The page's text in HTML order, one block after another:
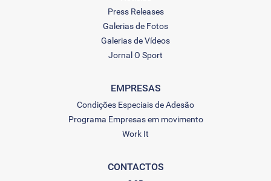
Press Releases
Galerias de Fotos
Galerias de Vídeos
Jornal O Sport
EMPRESAS
Condições Especiais de Adesão
Programa Empresas em movimento
Work It
CONTACTOS